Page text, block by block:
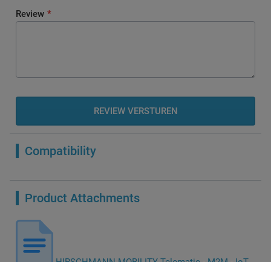
Review
REVIEW VERSTUREN
Compatibility
Product Attachments